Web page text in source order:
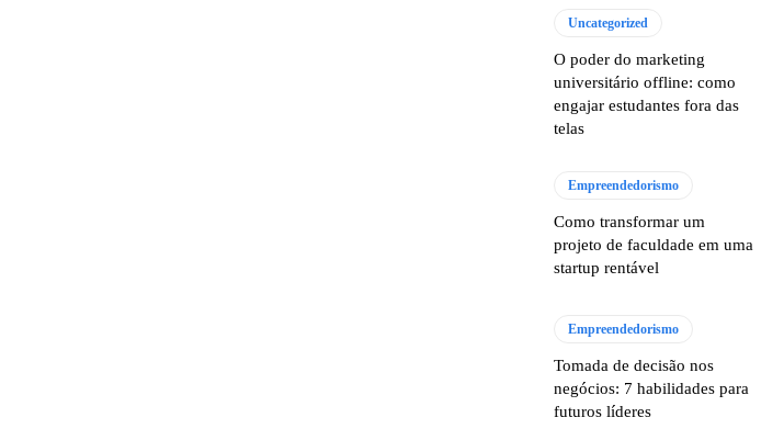
Uncategorized
O poder do marketing
universitário offline: como
engajar estudantes fora das
telas
Empreendedorismo
Como transformar um
projeto de faculdade em uma
startup rentável
Empreendedorismo
Tomada de decisão nos
negócios: 7 habilidades para
futuros líderes